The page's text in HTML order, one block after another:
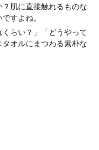
肌に直接触れるものな
すよね。
らい？」「どうやって
オルにまつわる素朴な